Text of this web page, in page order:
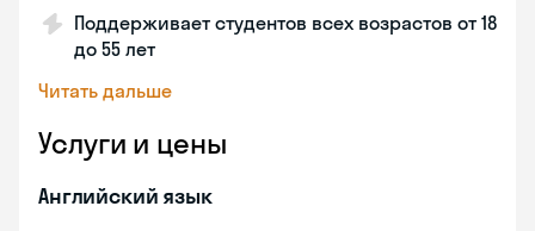
Поддерживает студентов всех возрастов от 18
до 55 лет
Читать дальше
Услуги и цены
Английский язык